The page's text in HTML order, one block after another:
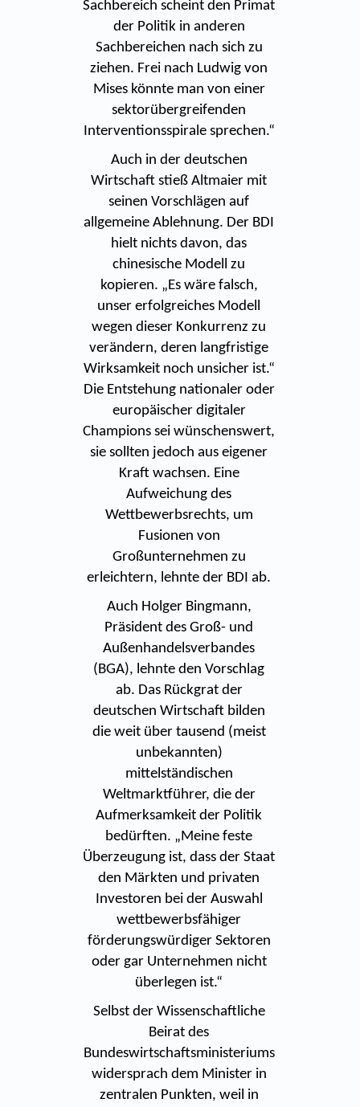
Sachbereich scheint den Primat
der Politik in anderen
Sachbereichen nach sich zu
ziehen. Frei nach Ludwig von
Mises könnte man von einer
sektorübergreifenden
Interventionsspirale sprechen.“
Auch in der deutschen
Wirtschaft stieß Altmaier mit
seinen Vorschlägen auf
allgemeine Ablehnung. Der BDI
hielt nichts davon, das
chinesische Modell zu
kopieren. „Es wäre falsch,
unser erfolgreiches Modell
wegen dieser Konkurrenz zu
verändern, deren langfristige
Wirksamkeit noch unsicher ist.“
Die Entstehung nationaler oder
europäischer digitaler
Champions sei wünschenswert,
sie sollten jedoch aus eigener
Kraft wachsen. Eine
Aufweichung des
Wettbewerbsrechts, um
Fusionen von
Großunternehmen zu
erleichtern, lehnte der BDI ab.
Auch Holger Bingmann,
Präsident des Groß- und
Außenhandelsverbandes
(BGA), lehnte den Vorschlag
ab. Das Rückgrat der
deutschen Wirtschaft bilden
die weit über tausend (meist
unbekannten)
mittelständischen
Weltmarktführer, die der
Aufmerksamkeit der Politik
bedürften. „Meine feste
Überzeugung ist, dass der Staat
den Märkten und privaten
Investoren bei der Auswahl
wettbewerbsfähiger
förderungswürdiger Sektoren
oder gar Unternehmen nicht
überlegen ist.“
Selbst der Wissenschaftliche
Beirat des
Bundeswirtschaftsministeriums
widersprach dem Minister in
zentralen Punkten, weil in